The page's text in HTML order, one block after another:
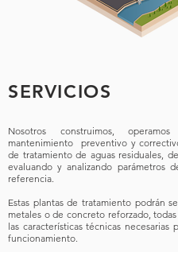
SERVICIOS
Nosotros construimos,
mantenimiento preventivo y
de tratamiento de aguas residuales,
evaluando y analizando parámetros
referencia.
Estas plantas de tratamiento podrán
metales o de concreto reforzado,
las características técnicas necesarias
funcionamiento.